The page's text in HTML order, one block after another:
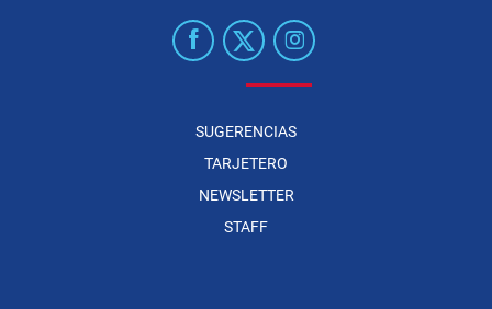
SUGERENCIAS
TARJETERO
NEWSLETTER
STAFF